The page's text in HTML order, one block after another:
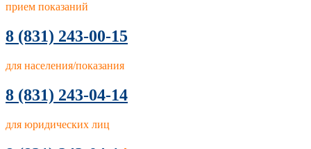
прием показаний
8 (831) 243-00-15
для населения/показания
8 (831) 243-04-14
для юридических лиц